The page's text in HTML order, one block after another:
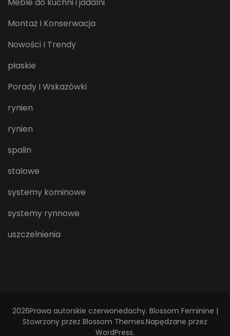
Meble do kuchni i jadalni
Montaż I Konserwacja
Nowości I Trendy
płaskie
Porady I Wskazówki
rynien
rynien
spalin
stalowe
systemy kominowe
systemy rynnowe
uszczelnienia
2026Prawa autorskie czerwonedachy. Blossom Feminine |
Stowrzony przez Blossom Themes.Napędzane przez
WordPress.